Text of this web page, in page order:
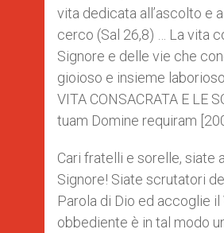
vita dedicata all’ascolto e
cerco (Sal 26,8) … La vita
Signore e delle vie che
gioioso e insieme
VITA CONSACRATA E LE
tuam Domine requiram
Cari fratelli e sorelle, siate
Signore! Siate scrutatori
Parola di Dio ed accoglie
obbediente è in tal modo